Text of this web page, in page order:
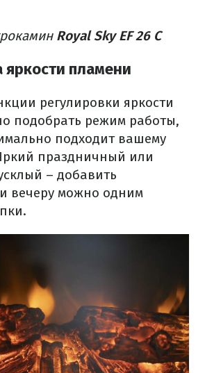
Royal Sky EF 26 C
яркости пламени
регулировки яркости
подобрать режим работы,
подходит вашему
праздничный или
– добавить
вечеру можно одним